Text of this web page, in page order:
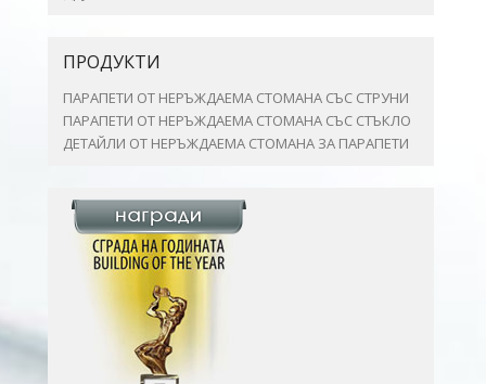
ПРОДУКТИ
ПАРАПЕТИ ОТ НЕРЪЖДАЕМА СТОМАНА СЪС СТРУНИ
ПАРАПЕТИ ОТ НЕРЪЖДАЕМА СТОМАНА СЪС СТЪКЛО
ДЕТАЙЛИ ОТ НЕРЪЖДАЕМА СТОМАНА ЗА ПАРАПЕТИ